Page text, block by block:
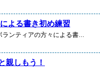
よる書き初め練習
ンティアの方々による書...
親しもう！